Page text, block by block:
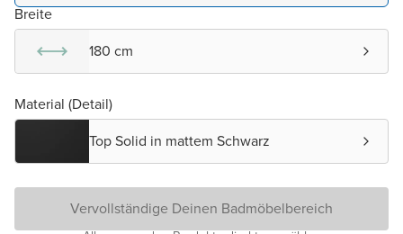
Breite
180 cm
Material (Detail)
Top Solid in mattem Schwarz
Vervollständige Deinen Badmöbelbereich